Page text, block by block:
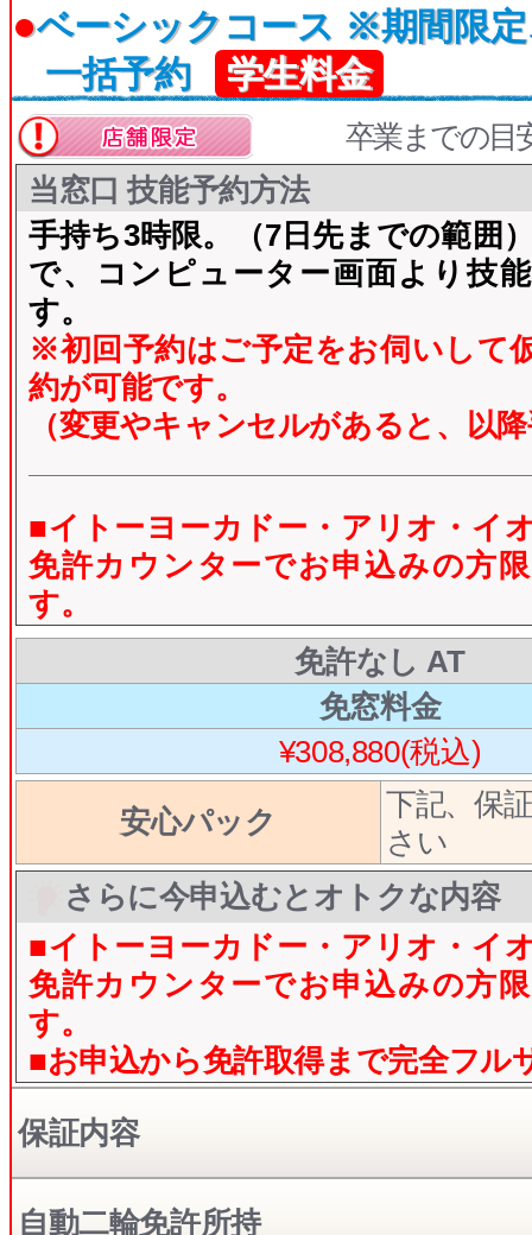
●ベーシックコース ※期間限
一括予約
学生料金
卒業までの目
当窓口 技能予約方法
手持ち3時限。（7日先までの範囲
で、コンピューター画面より技
す。
※初回予約はご予定をお伺いして
約が可能です。
（変更やキャンセルがあると、以
■イトーヨーカドー・アリオ・イ
免許カウンターでお申込みの方
す。
免許なし AT
免窓料金
¥308,880(税込)
安心パック
下記、保
さい
さらに今申込むとオトクな内容
■イトーヨーカドー・アリオ・イ
免許カウンターでお申込みの方
す。
■お申込から免許取得まで完全フル
保証内容
自動二輪免許所持